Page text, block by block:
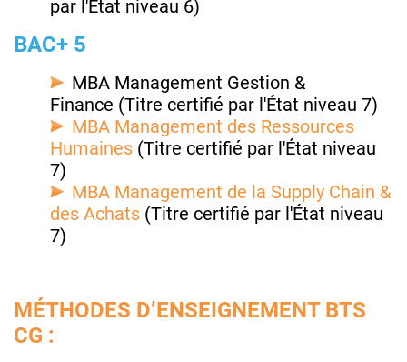
par l'État niveau 6)
BAC+ 5
MBA Management Gestion &
Finance (Titre certifié par l'État niveau 7)
MBA Management des Ressources
Humaines (Titre certifié par l'État niveau
7)
MBA Management de la Supply Chain &
des Achats (Titre certifié par l'État niveau
7)
MÉTHODES D’ENSEIGNEMENT BTS
CG :